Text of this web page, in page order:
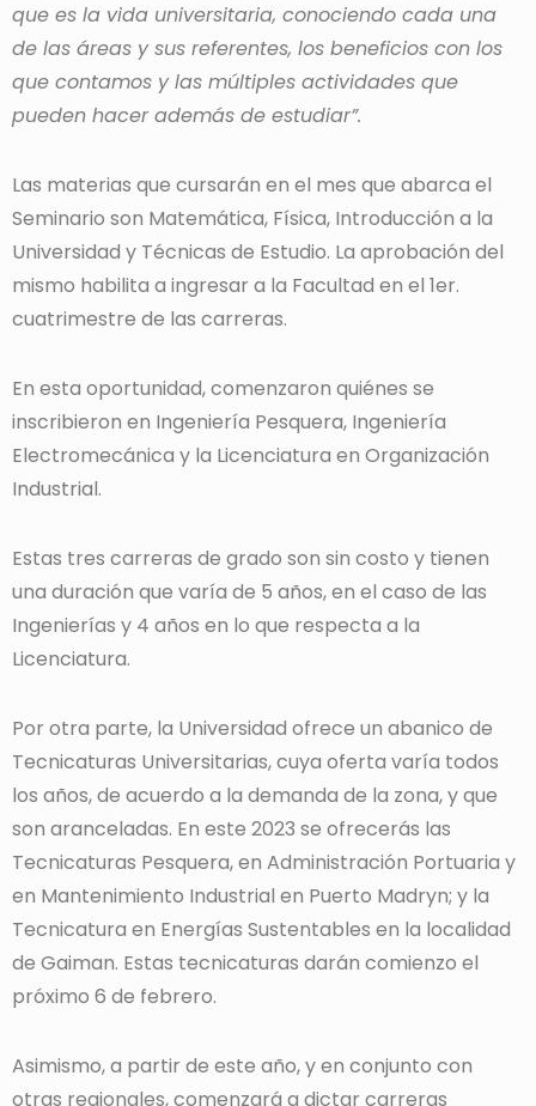
que es la vida universitaria, conociendo cada una
de las áreas y sus referentes, los beneficios con los
que contamos y las múltiples actividades que
pueden hacer además de estudiar”.
Las materias que cursarán en el mes que abarca el
Seminario son Matemática, Física, Introducción a la
Universidad y Técnicas de Estudio. La aprobación del
mismo habilita a ingresar a la Facultad en el 1er.
cuatrimestre de las carreras.
En esta oportunidad, comenzaron quiénes se
inscribieron en Ingeniería Pesquera, Ingeniería
Electromecánica y la Licenciatura en Organización
Industrial.
Estas tres carreras de grado son sin costo y tienen
una duración que varía de 5 años, en el caso de las
Ingenierías y 4 años en lo que respecta a la
Licenciatura.
Por otra parte, la Universidad ofrece un abanico de
Tecnicaturas Universitarias, cuya oferta varía todos
los años, de acuerdo a la demanda de la zona, y que
son aranceladas. En este 2023 se ofrecerás las
Tecnicaturas Pesquera, en Administración Portuaria y
en Mantenimiento Industrial en Puerto Madryn; y la
Tecnicatura en Energías Sustentables en la localidad
de Gaiman. Estas tecnicaturas darán comienzo el
próximo 6 de febrero.
Asimismo, a partir de este año, y en conjunto con
otras regionales, comenzará a dictar carreras